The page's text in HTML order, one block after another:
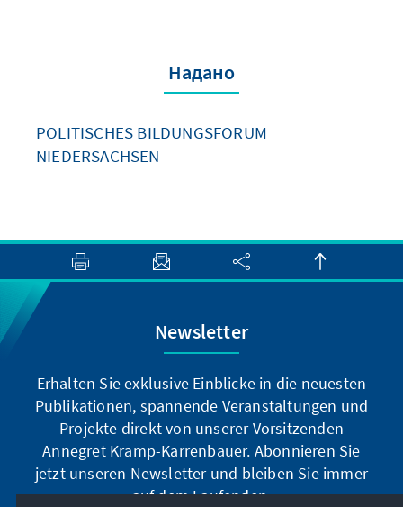
Надано
POLITISCHES BILDUNGSFORUM
NIEDERSACHSEN
Newsletter
Erhalten Sie exklusive Einblicke in die neuesten
Publikationen, spannende Veranstaltungen und
Projekte direkt von unserer Vorsitzenden
Annegret Kramp-Karrenbauer. Abonnieren Sie
jetzt unseren Newsletter und bleiben Sie immer
auf dem Laufenden.